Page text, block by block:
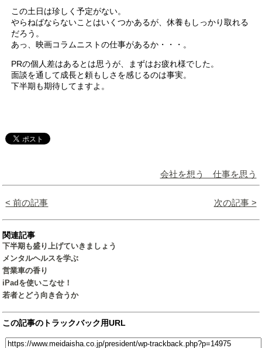
この土日は珍しく予定がない。
やらねばならないことはいくつかあるが、休養もしっかり取れる
だろう。
あっ、映画コラムニストの仕事があるか・・・。
PRの個人差はあるとは思うが、まずはお疲れ様でした。
面談を通して成長と頼もしさを感じるのは事実。
下半期も期待してますよ。
会社を想う 仕事を思う
< 前の記事 次の記事 >
関連記事
下半期も盛り上げていきましょう
メンタルヘルスを学ぶ
営業車の香り
iPadを使いこなせ！
若者とどう向き合うか
この記事のトラックバック用URL